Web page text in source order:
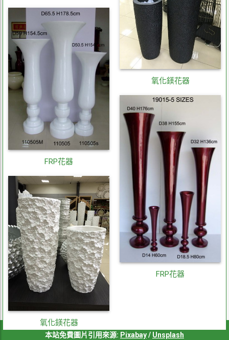
氧化鎂花器
FRP花器
FRP花器
氧化鎂花器
本站免費圖片引用來源: Pixabay/ Unsplash